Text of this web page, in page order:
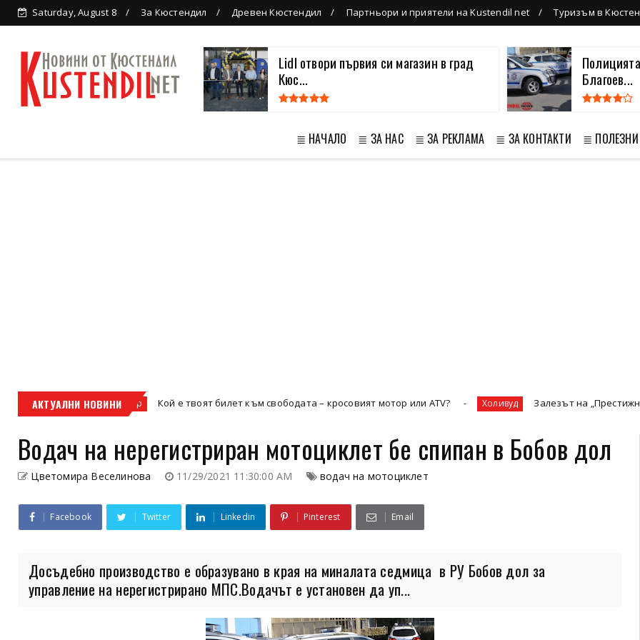
Saturday, August 8 За Кюстендил Древен Кюстендил Партньори и приятели на Kustendil net Туризъм в
Lidl отвори първия си магазин в град
Кюс...
Благоев...
≣ НАЧАЛО ≣ ЗА НАС ≣ ЗА РЕКЛАМА ≣ ЗА КОНТАКТИ ≣ ПОЛЕЗНИ
АКТУАЛНИ НОВИНИ
кросов мотор Кой е твоят билет към свободата – кросовият мотор или ATV? Холивуд Залезът на „Престижната
Водач на нерегистриран мотоциклет бе спипан в Бобов дол
Цветомира Веселинова 11/29/2021 11:30:00 AM водач на мотоциклет
Facebook Twitter Linkedin Pinterest Email
Досъдебно производство е образувано в края на миналата седмица в РУ Бобов дол за
управление на нерегистрирано МПС.Водачът е установен да уп...